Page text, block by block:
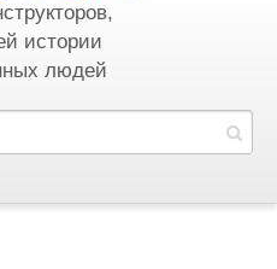
истории
людей